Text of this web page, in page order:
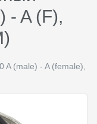
- A (F),
A (male) - A (female),